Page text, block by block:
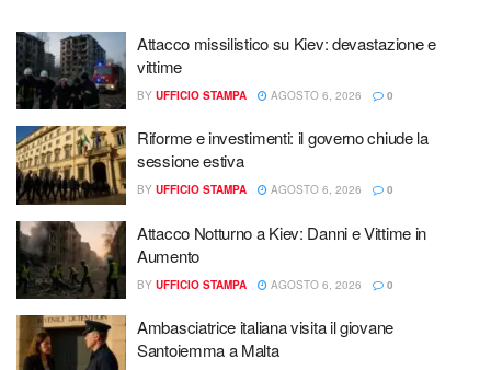
Attacco missilistico su Kiev: devastazione e
vittime
BY UFFICIO STAMPA AGOSTO 6, 2026 0
Riforme e investimenti: il governo chiude la
sessione estiva
BY UFFICIO STAMPA AGOSTO 6, 2026 0
Attacco Notturno a Kiev: Danni e Vittime in
Aumento
BY UFFICIO STAMPA AGOSTO 6, 2026 0
Ambasciatrice italiana visita il giovane
Santoiemma a Malta